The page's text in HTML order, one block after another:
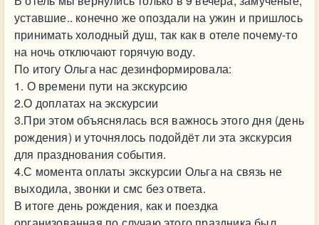
уставшие.. конечно же опоздали на ужин и пришлось
принимать холодный душ, так как в отеле почему-то
на ночь отключают горячую воду.
По итогу Ольга нас дезинформировала:
1. О времени пути на экскурсию
2.О доплатах на экскурсии
3.При этом объяснялась вся важнось этого дня (день
рождения) и уточнялось подойдёт ли эта экскурсия
для празднования события.
4.С момента оплаты экскурсии Ольга на связь не
выходила, звонки и смс без ответа.
В итоге день рождения, как и поездка